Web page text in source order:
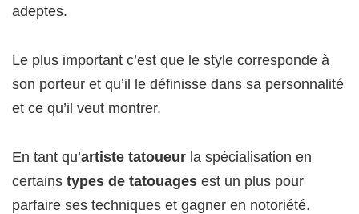
adeptes.
Le plus important c’est que le style corresponde à
son porteur et qu’il le définisse dans sa personnalité
et ce qu’il veut montrer.
En tant qu’artiste tatoueur la spécialisation en
certains types de tatouages est un plus pour
parfaire ses techniques et gagner en notoriété.